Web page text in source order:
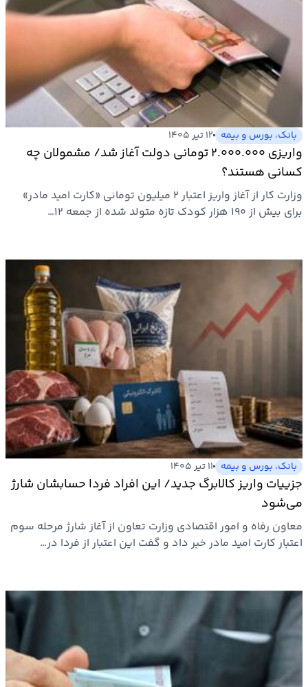
بانک، بورس و بیمه ۱۲ تیر ۱۴۰۵
واریزی ۲.۰۰۰.۰۰۰‌ تومانی دولت آغاز شد/ مشمولان چه
کسانی هستند؟
وزارت کار از آغاز واریز اعتبار ۲ میلیون تومانی «کارت امید مادر»
برای بیش از ۱۹۰ هزار کودک تازه متولد شده از جمعه ۱۲…
بانک، بورس و بیمه ۱۱ تیر ۱۴۰۵
جزییات واریز کالابرگ جدید/ این افراد فردا حسابشان شارژ
می‌شود
معاون رفاه و امور اقتصادی وزارت تعاون از آغاز شارژ مرحله سوم
اعتبار کارت امید مادر خبر داد و گفت این اعتبار از فردا در…